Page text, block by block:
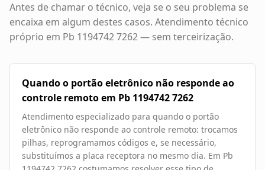
Antes de chamar o técnico, veja se o seu problema se
encaixa em algum destes casos. Atendimento técnico
próprio em Pb 1194742 7262— sem terceirização.
Quando o portão eletrônico não responde ao
controle remoto em Pb 1194742 7262
Atendimento especializado para quando o portão
eletrônico não responde ao controle remoto: trocamos
pilhas, reprogramamos códigos e, se necessário,
substituímos a placa receptora no mesmo dia. Em Pb